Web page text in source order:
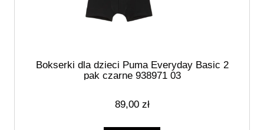
Bokserki dla dzieci Puma Everyday Basic 2
pak czarne 938971 03
89,00 zł